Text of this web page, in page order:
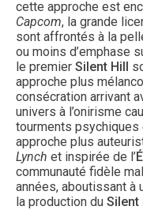
cette approche est
Capcom, la grande
sont affrontés à la
ou moins d’emphase
le premier Silent Hill
approche plus
consécration arrivant
univers à l’onirisme
tourments
approche plus
Lynch et inspirée de l’
communauté fidèle
années, aboutissant à
la production du Silent